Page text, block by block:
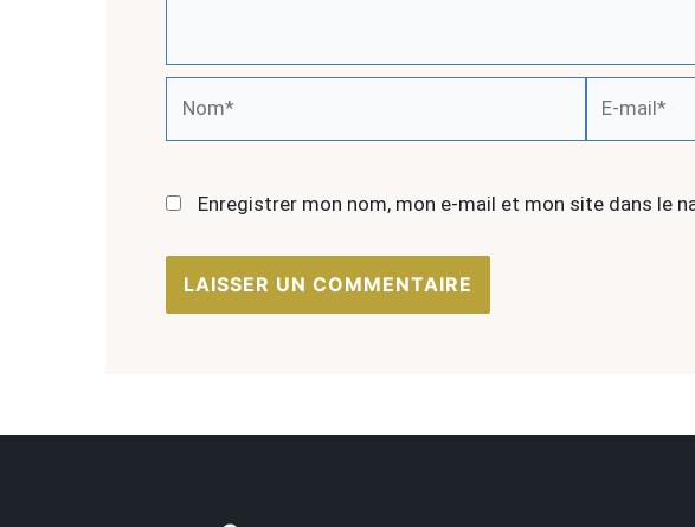
mail*
Enregistrer mon nom, mon e-mail et mon site dans le